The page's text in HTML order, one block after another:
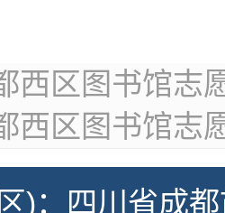
西区图书馆志
西区图书馆志
)：四川省成